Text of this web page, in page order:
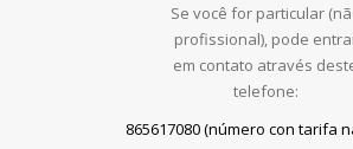
Se você for particular
profissional), pode
em contato através
telefone:
865617080 (número con tarifa